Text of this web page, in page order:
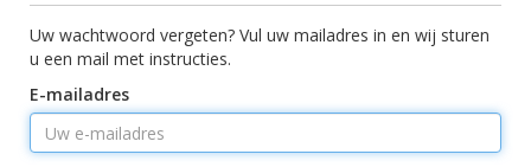
Uw wachtwoord vergeten? Vul uw mailadres in en wij sturen
u een mail met instructies.
E-mailadres